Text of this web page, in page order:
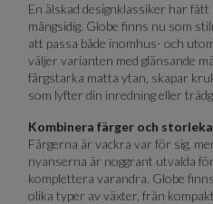
En älskad designklassiker har
mångsidig. Globe finns nu som
att passa både inomhus- och
väljer varianten med glänsande
färgstarka matta ytan, skapar
som lyfter din inredning eller
Kombinera färger och
Färgerna är vackra var för sig,
nyanserna är noggrant utvalda
komplettera varandra. Globe
olika typer av växter, från